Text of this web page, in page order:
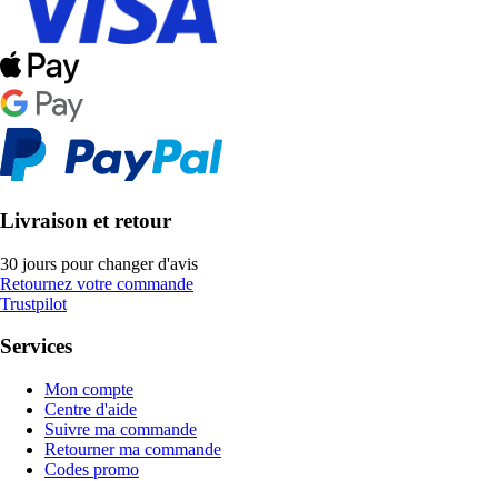
Livraison et retour
30 jours pour changer d'avis
Retournez votre commande
Trustpilot
Services
Mon compte
Centre d'aide
Suivre ma commande
Retourner ma commande
Codes promo